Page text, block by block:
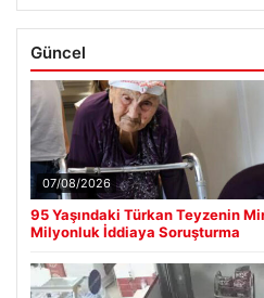
Güncel
07/08/2026
95 Yaşındaki Türkan Teyzenin
Milyonluk İddiaya Soruşturma